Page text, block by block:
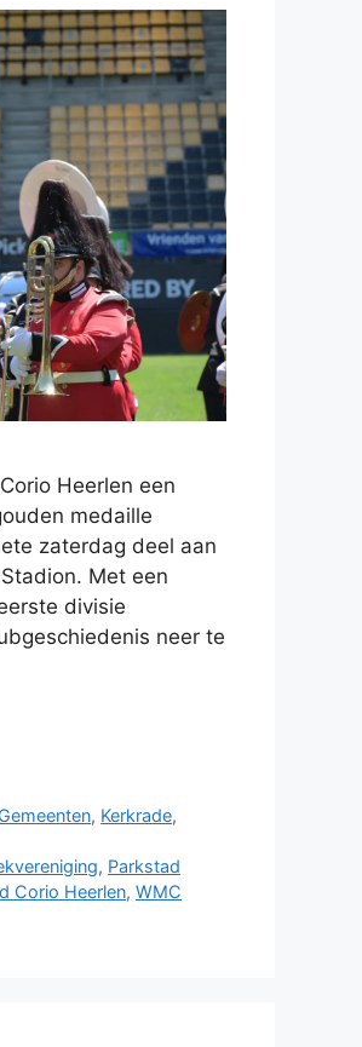
Heerlen een
medaille
zaterdag deel aan
Met een
divisie
neer te
Gemeenten, Kerkrade,
, Parkstad
Corio Heerlen, WMC